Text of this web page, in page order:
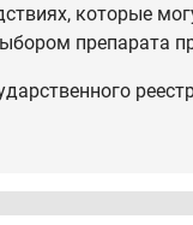
которые
препарата